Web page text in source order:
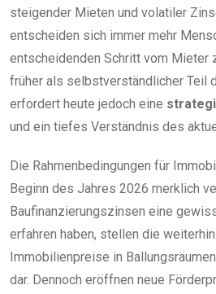
steigender Mieten und volatiler
entscheiden sich immer mehr
entscheidenden Schritt vom Mieter
früher als selbstverständlicher Teil
erfordert heute jedoch eine
und ein tiefes Verständnis des
Die Rahmenbedingungen für
Beginn des Jahres 2026 merklich
Baufinanzierungszinsen eine
erfahren haben, stellen die
Immobilienpreise in
dar. Dennoch eröffnen neue